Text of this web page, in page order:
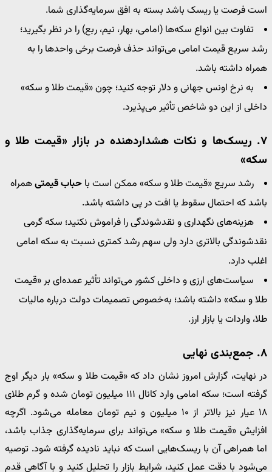
است فرصت یا ریسک باشد بسته به افق سرمایه‌گذاری شما.
تفاوت بین انواع سکه‌ها (امامی، بهار، نیم، ربع) را در نظر بگیرید؛
رشد سریع قیمت امامی می‌تواند حذف فرصت برخی واحدها را به
همراه داشته باشد.
به نرخ اونس جهانی و دلار توجه کنید؛ چون «قیمت طلا و سکه»
داخلی از این دو شاخص تأثیر می‌پذیرد.
۷. ریسک‌ها و نکات هشداردهنده در بازار «قیمت طلا و
سکه»
رشد سریع «قیمت طلا و سکه» ممکن است با حباب قیمتیهمراه
باشد که احتمال سقوط یا افت در پی داشته باشد.
هزینه‌های نگهداری و نقدشوندگی را فراموش نکنید؛ سکه گرمی
نقدشوندگی بالاتری دارد ولی سهم رشد کمتری نسبت به سکه امامی
اغلب دارد.
سیاست‌های ارزی و داخلی کشور می‌تواند تأثیر عمده‌ای بر «قیمت
طلا و سکه» داشته باشد؛ به‌خصوص تصمیمات دولت درباره مالیات
طلا، واردات یا بازار ارز.
۸. جمع‌بندی نهایی
در نهایت، گزارش امروز نشان داد که «قیمت طلا و سکه» بار دیگر اوج
گرفته است؛ سکه امامی وارد کانال ۱۱۱ میلیون تومان شده و گرم طلای
۱۸ عیار نیز بالاتر از ۱۰ میلیون و نیم تومان معامله می‌شود. اگرچه
افزایش «قیمت طلا و سکه» می‌تواند برای سرمایه‌گذاری جذاب باشد،
اما همراهی آن با ریسک‌هایی است که نباید نادیده گرفته شود. توصیه
می‌شود با دقت عمل کنید، شرایط بازار را تحلیل کنید و با آگاهی قدم